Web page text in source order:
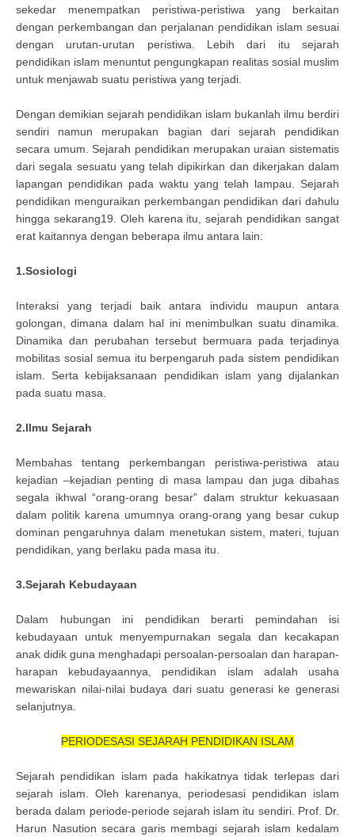
sekedar menempatkan peristiwa-peristiwa yang berkaitan
dengan perkembangan dan perjalanan pendidikan islam sesuai
dengan urutan-urutan peristiwa. Lebih dari itu sejarah
pendidikan islam menuntut pengungkapan realitas sosial muslim
untuk menjawab suatu peristiwa yang terjadi.
Dengan demikian sejarah pendidikan islam bukanlah ilmu berdiri
sendiri namun merupakan bagian dari sejarah pendidikan
secara umum. Sejarah pendidikan merupakan uraian sistematis
dari segala sesuatu yang telah dipikirkan dan dikerjakan dalam
lapangan pendidikan pada waktu yang telah lampau. Sejarah
pendidikan menguraikan perkembangan pendidikan dari dahulu
hingga sekarang19. Oleh karena itu, sejarah pendidikan sangat
erat kaitannya dengan beberapa ilmu antara lain:
1.Sosiologi
Interaksi yang terjadi baik antara individu maupun antara
golongan, dimana dalam hal ini menimbulkan suatu dinamika.
Dinamika dan perubahan tersebut bermuara pada terjadinya
mobilitas sosial semua itu berpengaruh pada sistem pendidikan
islam. Serta kebijaksanaan pendidikan islam yang dijalankan
pada suatu masa.
2.Ilmu Sejarah
Membahas tentang perkembangan peristiwa-peristiwa atau
kejadian –kejadian penting di masa lampau dan juga dibahas
segala ikhwal “orang-orang besar” dalam struktur kekuasaan
dalam politik karena umumnya orang-orang yang besar cukup
dominan pengaruhnya dalam menetukan sistem, materi, tujuan
pendidikan, yang berlaku pada masa itu.
3.Sejarah Kebudayaan
Dalam hubungan ini pendidikan berarti pemindahan isi
kebudayaan untuk menyempurnakan segala dan kecakapan
anak didik guna menghadapi persoalan-persoalan dan harapan-
harapan kebudayaannya, pendidikan islam adalah usaha
mewariskan nilai-nilai budaya dari suatu generasi ke generasi
selanjutnya.
PERIODESASI SEJARAH PENDIDIKAN ISLAM
Sejarah pendidikan islam pada hakikatnya tidak terlepas dari
sejarah islam. Oleh karenanya, periodesasi pendidikan islam
berada dalam periode-periode sejarah islam itu sendiri. Prof. Dr.
Harun Nasution secara garis membagi sejarah islam kedalam